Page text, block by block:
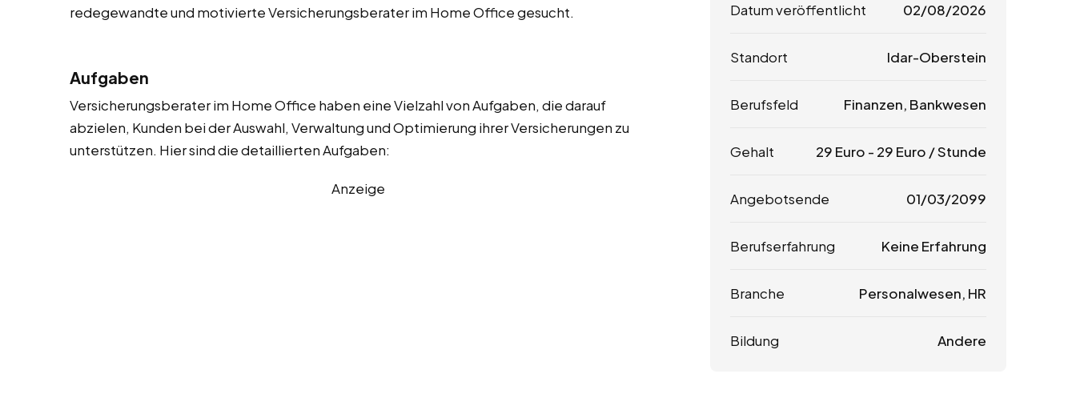
redegewandte und motivierte Versicherungsberater im Home Office gesucht.
Aufgaben
Versicherungsberater im Home Office haben eine Vielzahl von Aufgaben, die darauf
abzielen, Kunden bei der Auswahl, Verwaltung und Optimierung ihrer Versicherungen zu
unterstützen. Hier sind die detaillierten Aufgaben:
Anzeige
Datum veröffentlicht 02/08/2026
Standort Idar-Oberstein
Berufsfeld Finanzen, Bankwesen
Gehalt 29 Euro - 29 Euro / Stunde
Angebotsende 01/03/2099
Berufserfahrung Keine Erfahrung
Branche Personalwesen, HR
Bildung Andere